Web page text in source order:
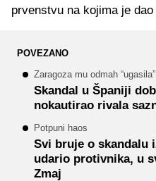
prvenstvu na kojima je
POVEZANO
Zaragoza mu odmah
Skandal u Španiji
nokautirao rivala
Potpuni haos
Svi bruje o skandalu
udario protivnika, u
Zmaj